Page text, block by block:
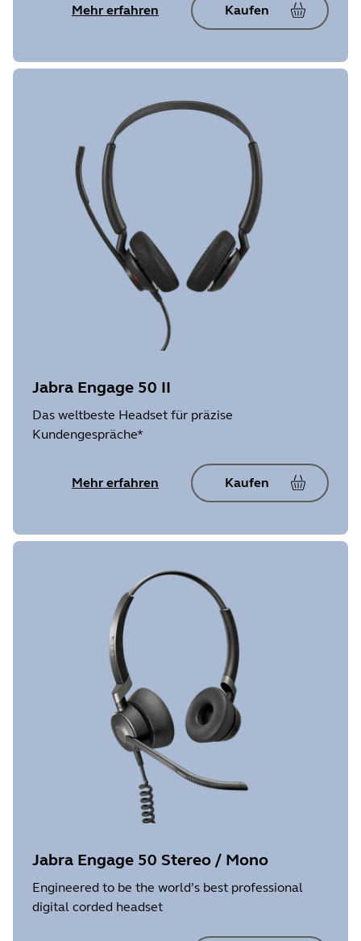
Mehr erfahren Kaufen
Jabra Engage 50 II
Das weltbeste Headset für präzise
Kundengespräche*
Mehr erfahren Kaufen
Jabra Engage 50 Stereo / Mono
Engineered to be the world’s best professional
digital corded headset